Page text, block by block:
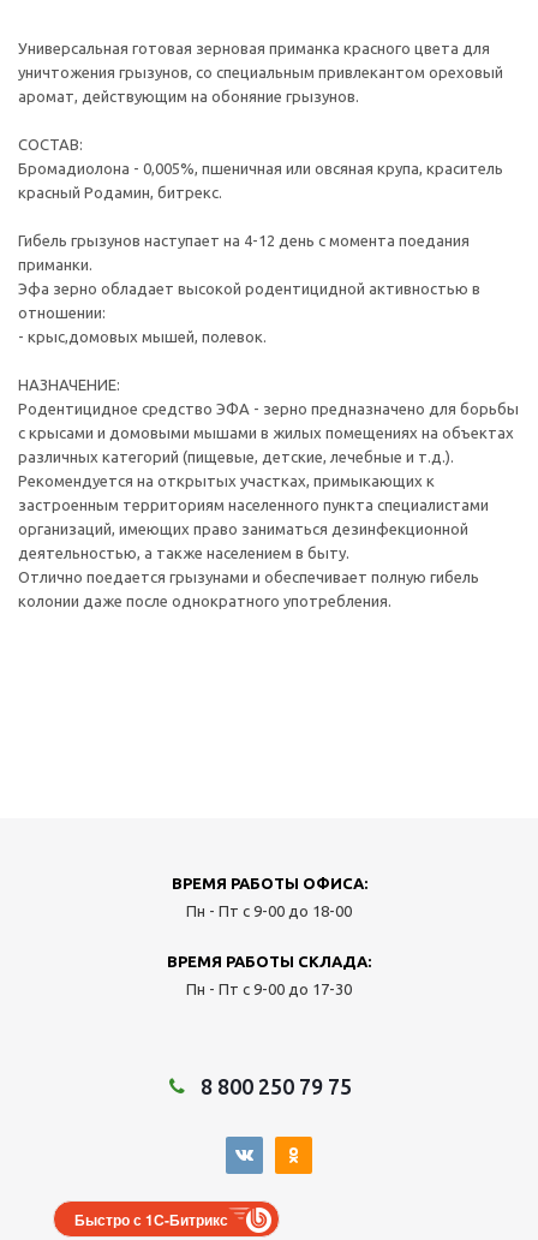
Универсальная готовая зерновая приманка красного цвета для
уничтожения грызунов, со специальным привлекантом ореховый
аромат, действующим на обоняние грызунов.
СОСТАВ:
Бромадиолона - 0,005%, пшеничная или овсяная крупа, краситель
красный Родамин, битрекс.
Гибель грызунов наступает на 4-12 день с момента поедания
приманки.
Эфа зерно обладает высокой родентицидной активностью в
отношении:
- крыс,домовых мышей, полевок.
НАЗНАЧЕНИЕ:
Родентицидное средство ЭФА - зерно предназначено для борьбы
с крысами и домовыми мышами в жилых помещениях на объектах
различных категорий (пищевые, детские, лечебные и т.д.).
Рекомендуется на открытых участках, примыкающих к
застроенным территориям населенного пункта специалистами
организаций, имеющих право заниматься дезинфекционной
деятельностью, а также населением в быту.
Отлично поедается грызунами и обеспечивает полную гибель
колонии даже после однократного употребления.
ВРЕМЯ РАБОТЫ ОФИСА:
Пн - Пт с 9-00 до 18-00
ВРЕМЯ РАБОТЫ СКЛАДА:
Пн - Пт с 9-00 до 17-30
8 800 250 79 75
Быстро с 1С-Битрикс